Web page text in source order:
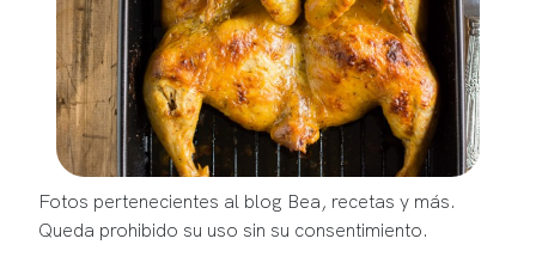
Fotos pertenecientes al blog Bea, recetas y más.
Queda prohibido su uso sin su consentimiento.